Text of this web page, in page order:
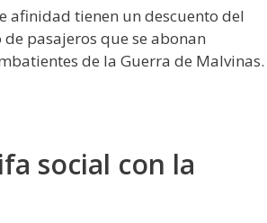
afinidad tienen un descuento del
pasajeros que se abonan
de la Guerra de Malvinas.
social con la